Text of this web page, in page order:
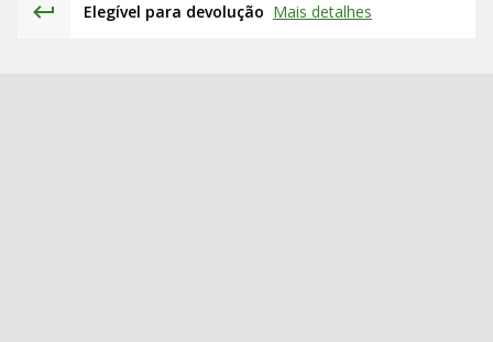
Elegível para devolução Mais detalhes